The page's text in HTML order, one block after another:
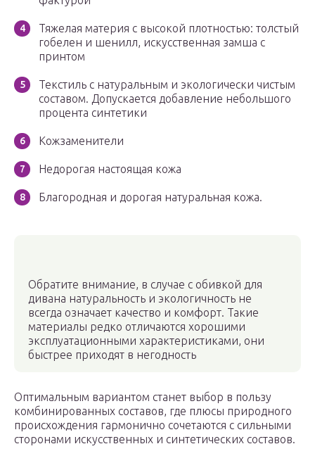
Тяжелая материя с высокой плотностью: толстый
гобелен и шенилл, искусственная замша с
принтом
Текстиль с натуральным и экологически чистым
составом. Допускается добавление небольшого
процента синтетики
Кожзаменители
Недорогая настоящая кожа
Благородная и дорогая натуральная кожа.
Обратите внимание, в случае с обивкой для
дивана натуральность и экологичность не
всегда означает качество и комфорт. Такие
материалы редко отличаются хорошими
эксплуатационными характеристиками, они
быстрее приходят в негодность
Оптимальным вариантом станет выбор в пользу
комбинированных составов, где плюсы природного
происхождения гармонично сочетаются с сильными
сторонами искусственных и синтетических составов.